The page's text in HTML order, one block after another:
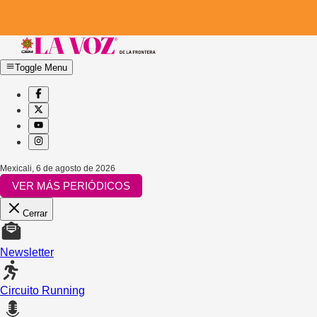
Toggle Menu
Mexicali 6 de agosto de 2026
VER MÁS PERIÓDICOS
Cerrar
Newsletter
Circuito Running